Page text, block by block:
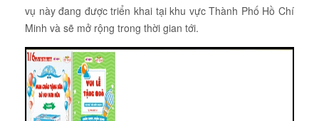
vụ này đang được triển khai tại khu vực Thành Phố Hồ Chí
Minh và sẽ mở rộng trong thời gian tới.